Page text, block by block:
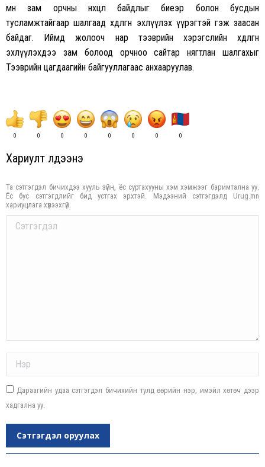
өмнө зам орчны нөхцөл байдлыг биеэр болон бусдын
тусламжтайгаар шалгаад хөдөлгөөн эхлүүлэх үүрэгтэй гэж заасан
байдаг. Иймд жолооч нар тээврийн хэрэгслийн хөдөлгөөн
эхлүүлэхдээ зам болоод орчноо сайтар нягтлан шалгахыг
Тээврийн цагдаагийн байгууллагаас анхааруулав.
0 0 0 0 0 0 0 0
Хариулт үлдээнэ үү
Та сэтгэгдэл бичихдээ хууль зүйн, ёс суртахууны хэм хэмжээг баримтална уу.
Ёс бус сэтгэгдлийг бид устгах эрхтэй. Мэдээний сэтгэгдэлд Urug.mn
хариуцлага хүлээхгүй.
Comment
Дараагийн удаа сэтгэгдэл бичихийн тулд өөрийн нэр, имэйл хөтөч дээр
хадгална уу.
Сэтгэгдэл оруулах